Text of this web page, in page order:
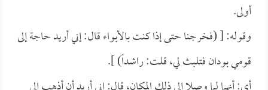
أولى.
وقوله: [ (فخرجنا حتى إذا كنت بالأبواء قال: إني أريد حاجة إلى
قومي بودان فتلبث لي، قلت: راشداً) ].